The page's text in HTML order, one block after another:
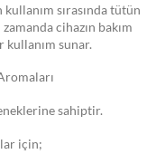
kullanım sırasında tütün
cihazın bakım
kullanım sunar.
sahiptir.
için;